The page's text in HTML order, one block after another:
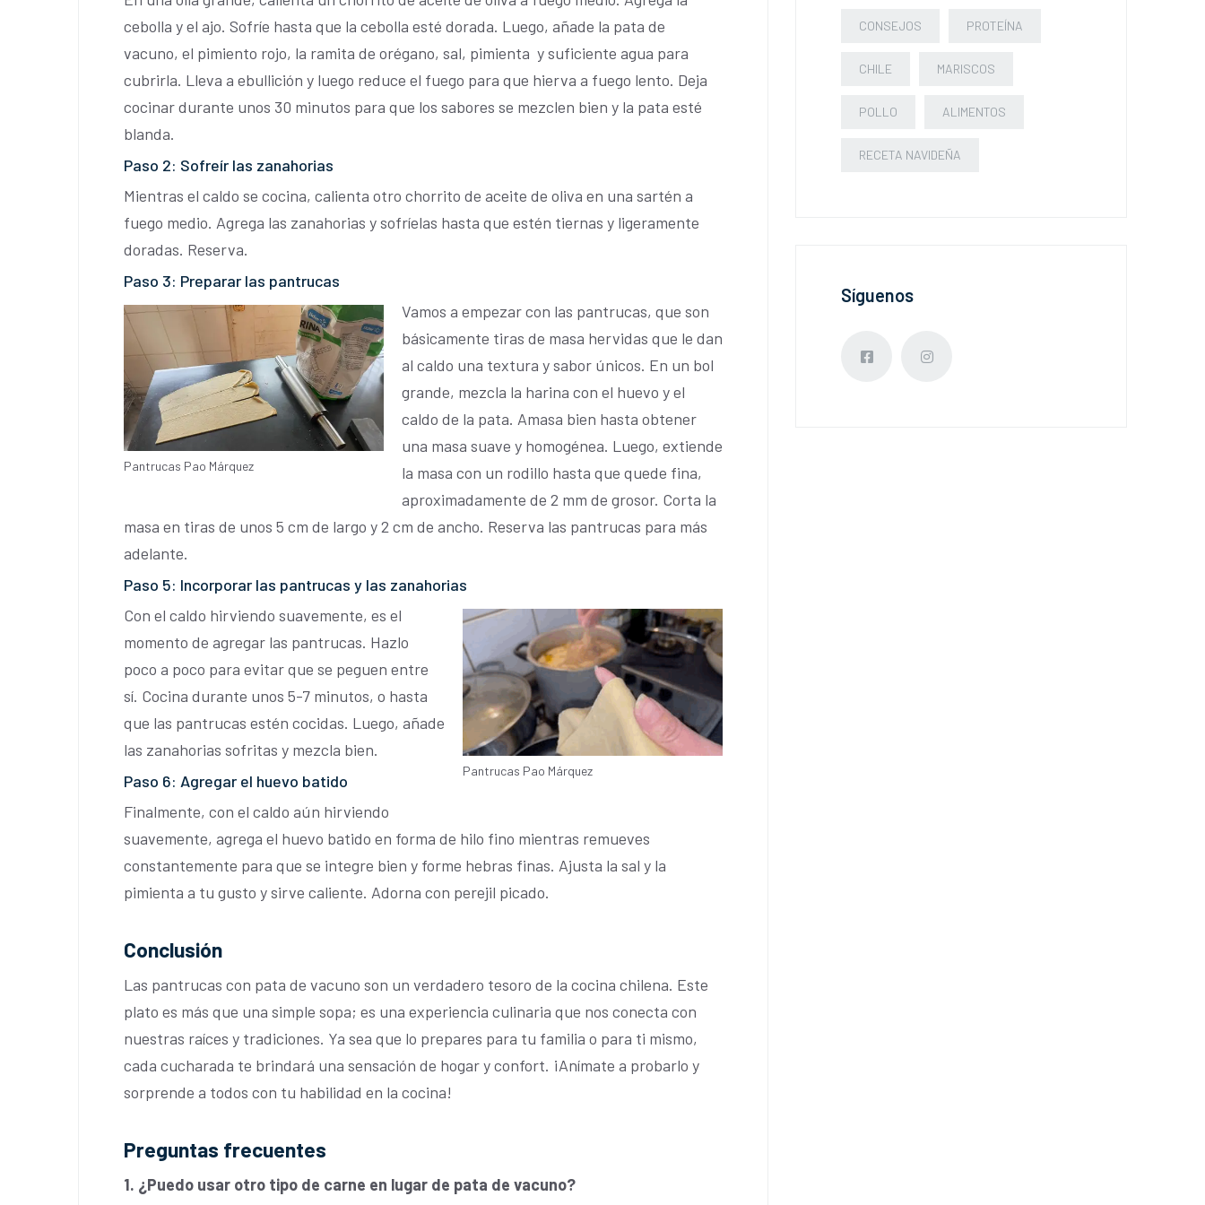
cebolla y el ajo. Sofríe hasta que la cebolla esté dorada. Luego, añade la pata de
vacuno, el pimiento rojo, la ramita de orégano, sal, pimienta y suficiente agua para
cubrirla. Lleva a ebullición y luego reduce el fuego para que hierva a fuego lento. Deja
cocinar durante unos 30 minutos para que los sabores se mezclen bien y la pata esté
blanda.
Paso 2: Sofreír las zanahorias
Mientras el caldo se cocina, calienta otro chorrito de aceite de oliva en una sartén a
fuego medio. Agrega las zanahorias y sofríelas hasta que estén tiernas y ligeramente
doradas. Reserva.
Paso 3: Preparar las pantrucas
Pantrucas Pao Márquez
Vamos a empezar con las pantrucas, que son
básicamente tiras de masa hervidas que le dan
al caldo una textura y sabor únicos. En un bol
grande, mezcla la harina con el huevo y el
caldo de la pata. Amasa bien hasta obtener
una masa suave y homogénea. Luego, extiende
la masa con un rodillo hasta que quede fina,
aproximadamente de 2 mm de grosor. Corta la
masa en tiras de unos 5 cm de largo y 2 cm de ancho. Reserva las pantrucas para más
adelante.
Paso 5: Incorporar las pantrucas y las zanahorias
Pantrucas Pao Márquez
Con el caldo hirviendo suavemente, es el
momento de agregar las pantrucas. Hazlo
poco a poco para evitar que se peguen entre
sí. Cocina durante unos 5-7 minutos, o hasta
que las pantrucas estén cocidas. Luego, añade
las zanahorias sofritas y mezcla bien.
Paso 6: Agregar el huevo batido
Finalmente, con el caldo aún hirviendo
suavemente, agrega el huevo batido en forma de hilo fino mientras remueves
constantemente para que se integre bien y forme hebras finas. Ajusta la sal y la
pimienta a tu gusto y sirve caliente. Adorna con perejil picado.
Conclusión
Las pantrucas con pata de vacuno son un verdadero tesoro de la cocina chilena. Este
plato es más que una simple sopa; es una experiencia culinaria que nos conecta con
nuestras raíces y tradiciones. Ya sea que lo prepares para tu familia o para ti mismo,
cada cucharada te brindará una sensación de hogar y confort. ¡Anímate a probarlo y
sorprende a todos con tu habilidad en la cocina!
Preguntas frecuentes
1. ¿Puedo usar otro tipo de carne en lugar de pata de vacuno?
CONSEJOS PROTEÍNA
CHILE MARISCOS
POLLO ALIMENTOS
RECETA NAVIDEÑA
Síguenos